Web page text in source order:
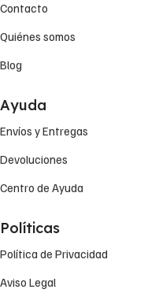
Contacto
Quiénes somos
Blog
Ayuda
Envíos y Entregas
Devoluciones
Centro de Ayuda
Políticas
Política de Privacidad
Aviso Legal